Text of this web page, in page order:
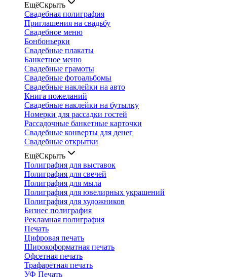
ЕщёСкрыть
Свадебная полиграфия
Приглашения на свадьбу
Свадебное меню
Бонбоньерки
Свадебные плакаты
Банкетное меню
Свадебные грамоты
Свадебные фотоальбомы
Свадебные наклейки на авто
Книга пожеланий
Свадебные наклейки на бутылку
Номерки для рассадки гостей
Рассадочные банкетные карточки
Свадебные конверты для денег
Свадебные открытки
ЕщёСкрыть
Полиграфия для выставок
Полиграфия для свечей
Полиграфия для мыла
Полиграфия для ювелирных украшений
Полиграфия для художников
Бизнес полиграфия
Рекламная полиграфия
Печать
Цифровая печать
Широкоформатная печать
Офсетная печать
Трафаретная печать
УФ Печать